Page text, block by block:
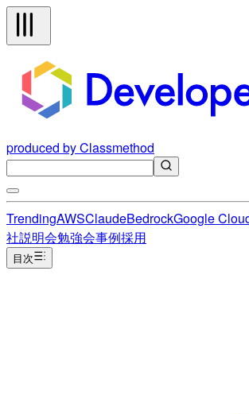
produced by Classmethod
TrendingAWSClaudeBedrockGoogle
社説明会勉強会事例採用
目次